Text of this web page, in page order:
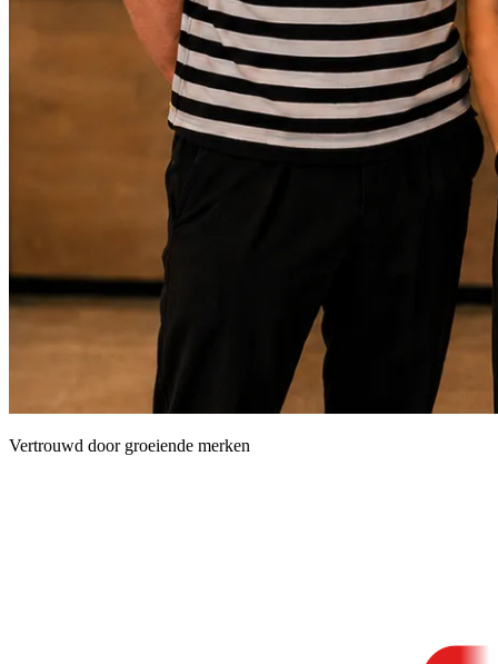
Vertrouwd door groeiende merken